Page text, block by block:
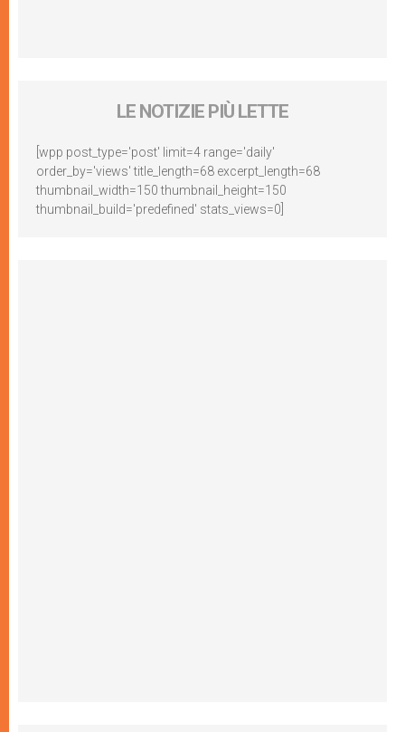
LE NOTIZIE PIÙ LETTE
[wpp post_type='post' limit=4 range='daily'
order_by='views' title_length=68 excerpt_length=68
thumbnail_width=150 thumbnail_height=150
thumbnail_build='predefined' stats_views=0]